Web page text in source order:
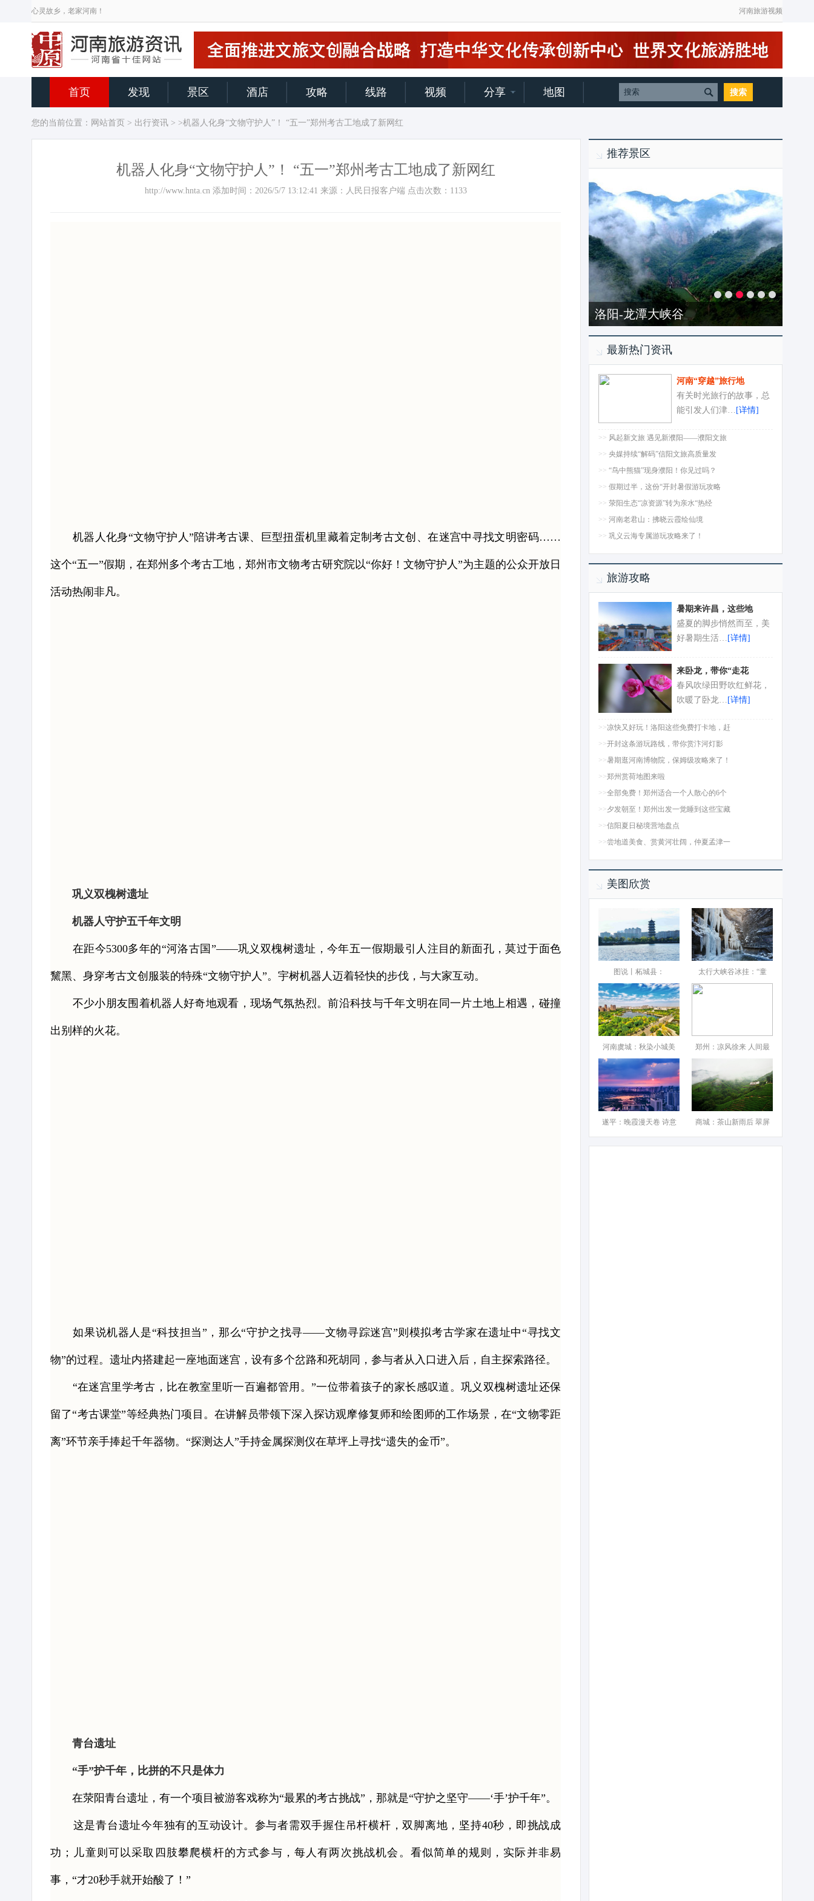
心灵故乡，老家河南！ 河南旅游视频
首页 发现 景区 酒店 攻略 线路 视频 分享 地图
您的当前位置： 网站首页 > 出行资讯 > >机器人化身“文物守护人”！ “五一”郑州考古工地成了新网红
机器人化身“文物守护人”！ “五一”郑州考古工地成了新网红
http://www.hnta.cn 添加时间：2026/5/7 13:12:41 来源：人民日报客户端 点击次数： 1133
机器人化身“文物守护人”陪讲考古课、巨型扭蛋机里藏着定制考古文创、在迷宫中寻找文明密码……
这个“五一”假期，在郑州多个考古工地，郑州市文物考古研究院以“你好！文物守护人”为主题的公众开放日
活动热闹非凡。
巩义双槐树遗址
机器人守护五千年文明
在距今5300多年的“河洛古国”——巩义双槐树遗址，今年五一假期最引人注目的新面孔，莫过于面色
黧黑、身穿考古文创服装的特殊“文物守护人”。宇树机器人迈着轻快的步伐，与大家互动。
不少小朋友围着机器人好奇地观看，现场气氛热烈。前沿科技与千年文明在同一片土地上相遇，碰撞
出别样的火花。
如果说机器人是“科技担当”，那么“守护之找寻——文物寻踪迷宫”则模拟考古学家在遗址中“寻找文
物”的过程。遗址内搭建起一座地面迷宫，设有多个岔路和死胡同，参与者从入口进入后，自主探索路径。
“在迷宫里学考古，比在教室里听一百遍都管用。”一位带着孩子的家长感叹道。巩义双槐树遗址还保
留了“考古课堂”等经典热门项目。在讲解员带领下深入探访观摩修复师和绘图师的工作场景，在“文物零距
离”环节亲手捧起千年器物。“探测达人”手持金属探测仪在草坪上寻找“遗失的金币”。
青台遗址
“手”护千年，比拼的不只是体力
在荥阳青台遗址，有一个项目被游客戏称为“最累的考古挑战”，那就是“守护之坚守——‘手’护千年”。
这是青台遗址今年独有的互动设计。参与者需双手握住吊杆横杆，双脚离地，坚持40秒，即挑战成
功；儿童则可以采取四肢攀爬横杆的方式参与，每人有两次挑战机会。看似简单的规则，实际并非易
事，“才20秒手就开始酸了！”
推荐景区
洛阳-龙潭大峡谷
最新热门资讯
河南“穿越”旅行地
有关时光旅行的故事，总
能引发人们津… [详情]
>> 风起新文旅 遇见新濮阳——濮阳文旅
>> 央媒持续“解码”信阳文旅高质量发
>> “鸟中熊猫”现身濮阳！你见过吗？
>> 假期过半，这份“开封暑假游玩攻略
>> 荥阳生态“凉资源”转为亲水“热经
>> 河南老君山：拂晓云霞绘仙境
>> 巩义云海专属游玩攻略来了！
旅游攻略
暑期来许昌，这些地
盛夏的脚步悄然而至，美
好暑期生活… [详情]
来卧龙，带你“走花
春风吹绿田野吹红鲜花，
吹暖了卧龙… [详情]
>>凉快又好玩！洛阳这些免费打卡地，赶
>>开封这条游玩路线，带你赏汴河灯影
>>暑期逛河南博物院，保姆级攻略来了！
>>郑州赏荷地图来啦
>>全部免费！郑州适合一个人散心的6个
>>夕发朝至！郑州出发一觉睡到这些宝藏
>>信阳夏日秘境营地盘点
>>尝地道美食、赏黄河壮阔，仲夏孟津一
美图欣赏
图说丨柘城县：‌ 太行大峡谷冰挂：“童
河南虞城：秋染小城美 郑州：凉风徐来 人间最
遂平：晚霞漫天卷 诗意 商城：茶山新雨后 翠屏